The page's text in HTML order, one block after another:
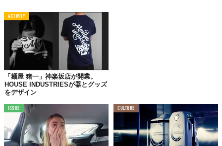
ACTIVITY
「麺屋 猪一」神楽坂店が開業。
HOUSE INDUSTRIESが器とグッズ
をデザイン
ISSUE CULTURE